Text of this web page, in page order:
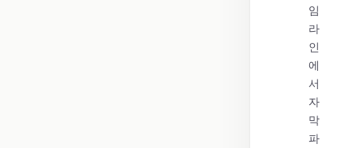
임
라
인
에
서
자
막
파